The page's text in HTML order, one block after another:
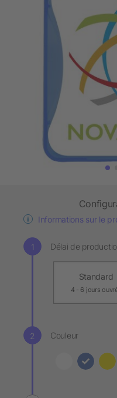
Informations sur le
Délai de
Standard
4 - 6 jours
Couleur